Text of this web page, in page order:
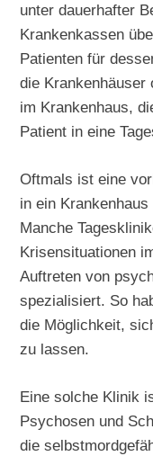
unter dauerhafter
Krankenkassen
Patienten für
die Krankenhäuser
im Krankenhaus,
Patient in eine
Oftmals ist eine
in ein
Manche
Krisensituationen
Auftreten von
spezialisiert. So
die Möglichkeit,
zu lassen.
Eine solche Klinik
Psychosen und
die